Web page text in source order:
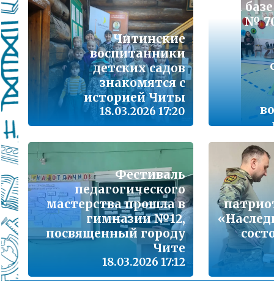
Подробнее...
Школа управленческого резерва: Ваш
Подробнее...
ВАШ РЕБЁНОК ИДЁТ В ДЕТСКИЙ САД
Подробнее...
Детский телефон доверия
Подробнее...
«Горячая линия» для сообщения
находящихся в социально опасной
Подробнее...
Телефон горячей линии по вопросам
проведения государственной итоговой
образовательным программам основного
образования и среднего общего
Читинские
воспитанники
детских садов
знакомятся с
историей Читы
18.03.2026 17:20
На
№
Фестиваль
педагогического
мастерства прошла в
гимназии №12,
посвященный городу
Чите
18.03.2026 17:12